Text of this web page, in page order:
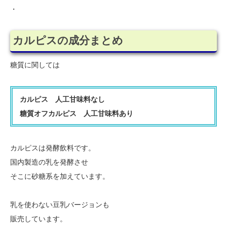
・
カルピスの成分まとめ
糖質に関しては
カルピス 人工甘味料なし
糖質オフカルピス 人工甘味料あり
カルピスは発酵飲料です。
国内製造の乳を発酵させ
そこに砂糖系を加えています。
乳を使わない豆乳バージョンも
販売しています。